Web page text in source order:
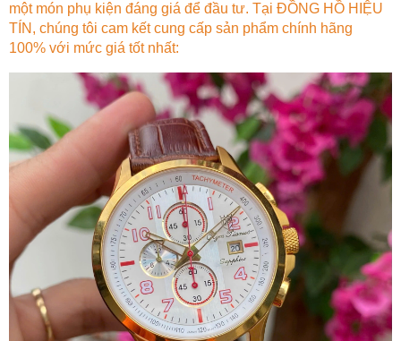
một món phụ kiện đáng giá để đầu tư. Tại ĐỒNG HỒ HIỆU
TÍN, chúng tôi cam kết cung cấp sản phẩm chính hãng
100% với mức giá tốt nhất: